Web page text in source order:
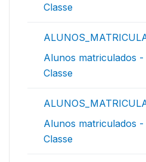
Classe
Alunos matriculados
Classe
Alunos matriculados
Classe